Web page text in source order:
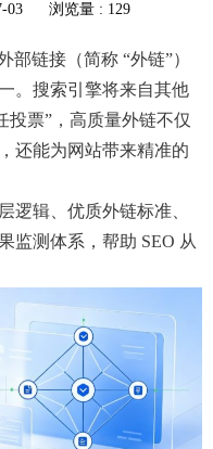
03 浏览量 : 129
链接（简称 “外链”）
。搜索引擎将来自其他
投票”，高质量外链不仅
还能为网站带来精准的
逻辑、优质外链标准、
监测体系，帮助 SEO 从